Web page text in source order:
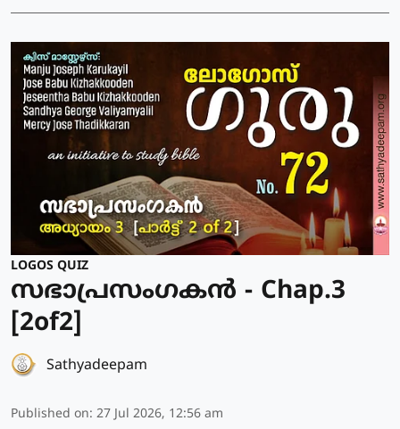
LOGOS QUIZ
സഭാപ്രസംഗകൻ - Chap.3
[2of2]
Sathyadeepam
Published on: 27 Jul 2026, 12:56 am